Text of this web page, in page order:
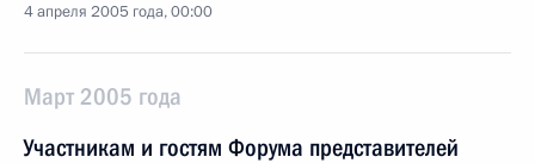
4 апреля 2005 года, 00:00
Март 2005 года
Участникам и гостям Форума представителей